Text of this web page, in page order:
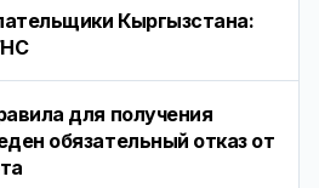
Кыргызстана:
для получения
обязательный отказ от